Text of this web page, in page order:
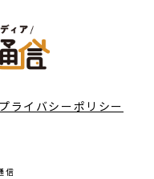
プライバシーポリシー
信